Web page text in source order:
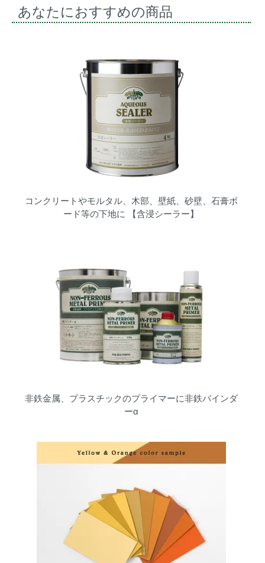
あなたにおすすめの商品
コンクリートやモルタル、木部、壁紙、砂壁、石膏ボ
ード等の下地に 【含浸シーラー】
非鉄金属、プラスチックのプライマーに非鉄バインダ
ーα